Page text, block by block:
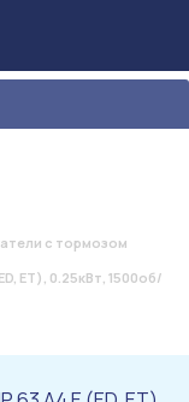
с тормозом
ET), 0.25кВт, 1500об/